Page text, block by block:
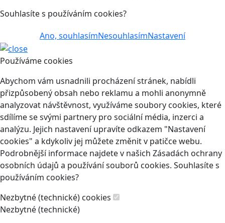
Souhlasíte s používáním cookies?
Ano, souhlasímNesouhlasímNastavení
Používáme cookies
Abychom vám usnadnili procházení stránek, nabídli
přizpůsobený obsah nebo reklamu a mohli anonymně
analyzovat návštěvnost, využíváme soubory cookies, které
sdílíme se svými partnery pro sociální média, inzerci a
analýzu. Jejich nastavení upravíte odkazem "Nastavení
cookies" a kdykoliv jej můžete změnit v patičce webu.
Podrobnější informace najdete v našich Zásadách ochrany
osobních údajů a používání souborů cookies. Souhlasíte s
používáním cookies?
Nezbytné (technické) cookies
Nezbytné (technické)